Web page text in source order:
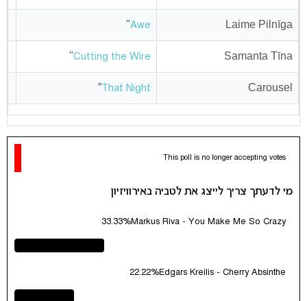
Laime Pilnīga
Awe
"
Samanta Tīna
Cutting the Wire
"
Carousel
That Night
”
This poll is no longer accepting votes
מי לדעתך צריך לייצג את לטביה באירוויזיון
Markus Riva - You Make Me So Crazy
33.33%
Edgars Kreilis - Cherry Absinthe
22.22%